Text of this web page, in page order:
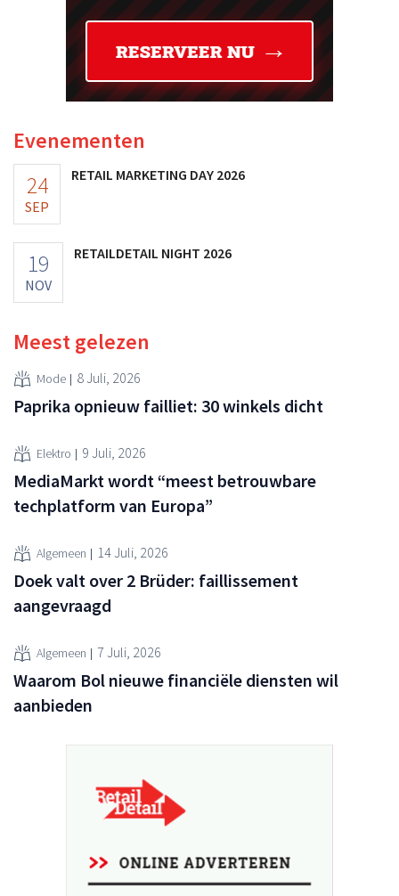
Evenementen
24
SEP
RETAIL MARKETING DAY 2026
19
NOV
RETAILDETAIL NIGHT 2026
Meest gelezen
Mode 8 Juli, 2026
Paprika opnieuw failliet: 30 winkels dicht
Elektro 9 Juli, 2026
MediaMarkt wordt “meest betrouwbare
techplatform van Europa”
Algemeen 14 Juli, 2026
Doek valt over 2 Brüder: faillissement
aangevraagd
Algemeen 7 Juli, 2026
Waarom Bol nieuwe financiële diensten wil
aanbieden